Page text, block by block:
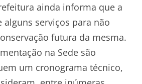
ainda informa que a
alguns serviços para não
futura da mesma.
na Sede são
um cronograma técnico,